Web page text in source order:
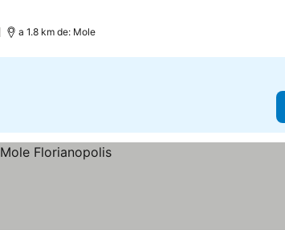
a 1.8 km de: Mole